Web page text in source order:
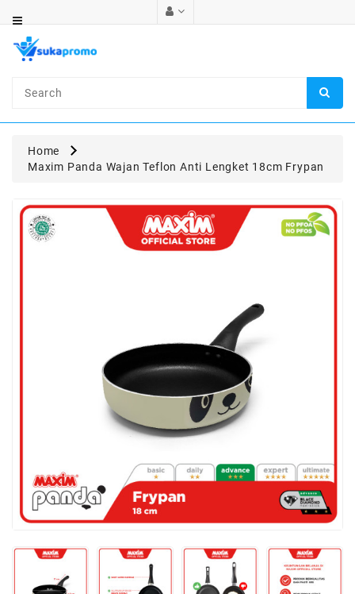
Category
Beauty
Food
Beverages
Home
Maxim Panda Wajan Teflon Anti Lengket 18cm Frypan